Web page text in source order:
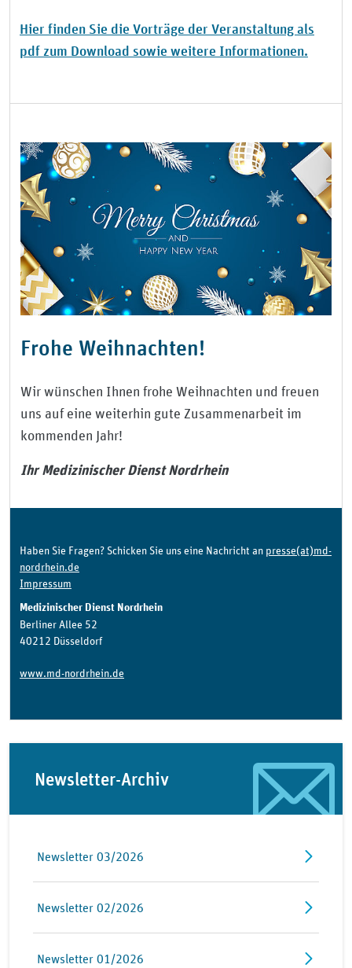
Hier finden Sie die Vorträge der Veranstaltung als
pdf zum Download sowie weitere Informationen.
Frohe Weihnachten!
Wir wünschen Ihnen frohe Weihnachten und freuen
uns auf eine weiterhin gute Zusammenarbeit im
kommenden Jahr!
Ihr Medizinischer Dienst Nordrhein
Haben Sie Fragen? Schicken Sie uns eine Nachricht an presse(at)md-
nordrhein.de
Impressum
Medizinischer Dienst Nordrhein
Berliner Allee 52
40212 Düsseldorf
www.md-nordrhein.de
Newsletter-Archiv
Newsletter 03/2026
Newsletter 02/2026
Newsletter 01/2026